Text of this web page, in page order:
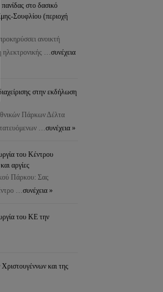
πανίδας στο δασικό
Σουφλίου (περιοχή
ανοικτή
ηλεκτρονικής …συνέχεια
στην εκδήλωση
Πάρκων Δέλτα
…συνέχεια »
του Κέντρου
αργίες
Πάρκου: Σας
…συνέχεια »
του ΚΕ την
Χριστουγέννων και της